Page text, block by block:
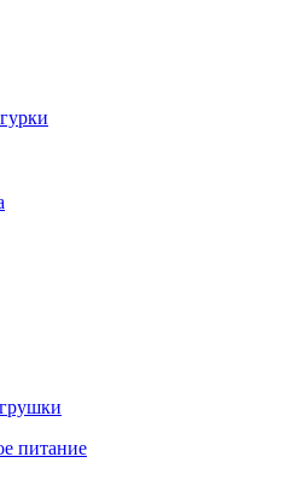
питание